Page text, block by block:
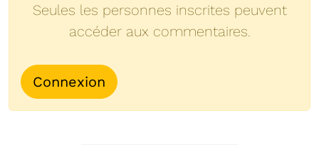
Seules les personnes inscrites peuvent
accéder aux commentaires.
Connexion